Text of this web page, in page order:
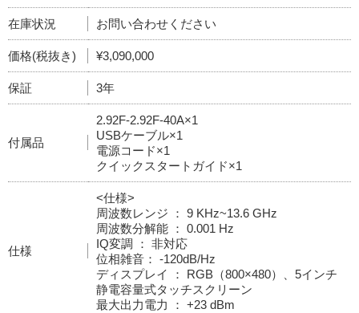
在庫状況 お問い合わせください
価格(税抜き) ¥3,090,000
保証 3年
付属品
2.92F-2.92F-40A×1
USBケーブル×1
電源コード×1
クイックスタートガイド×1
仕様
<仕様>
周波数レンジ ： 9 KHz~13.6 GHz
周波数分解能 ： 0.001 Hz
IQ変調 ： 非対応
位相雑音： -120dB/Hz
ディスプレイ ： RGB（800×480）、5インチ
静電容量式タッチスクリーン
最大出力電力 ： +23 dBm